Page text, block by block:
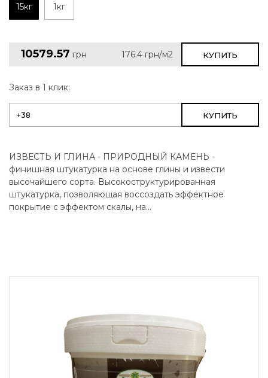
15кг 1кг
10579.57 грн 176.4 грн/м2 КУПИТЬ
Заказ в 1 клик:
КУПИТЬ
ИЗВЕСТЬ И ГЛИНА - ПРИРОДНЫЙ КАМЕНЬ -
финишная штукатурка на основе глины и извести
высочайшего сорта. Высокоструктурированная
штукатурка, позволяющая воссоздать эффектное
покрытие с эффектом скалы, на...